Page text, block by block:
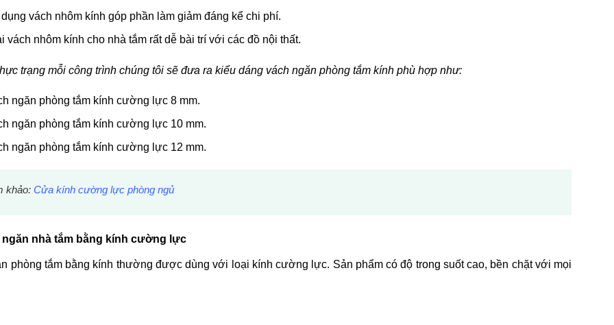
vách nhôm kính góp phần làm giảm đáng kể chi phí.
vách nhôm kính cho nhà tắm rất dễ bài trí với các đồ nội thất.
trạng mỗi công trình chúng tôi sẽ đưa ra kiểu dáng vách ngăn phòng tắm kính phù hợp như:
ngăn phòng tắm kính cường lực 8 mm.
ngăn phòng tắm kính cường lực 10 mm.
ngăn phòng tắm kính cường lực 12 mm.
khảo: Cửa kính cường lực phòng ngủ
ngăn nhà tắm bằng kính cường lực
phòng tắm bằng kính thường được dùng với loại kính cường lực. Sản phẩm có độ trong suốt cao, bền chặt với mọi